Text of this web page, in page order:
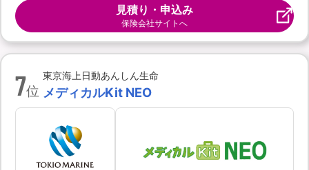
見積り・申込み
保険会社サイトへ
7位
東京海上日動あんしん生命
メディカルKit NEO